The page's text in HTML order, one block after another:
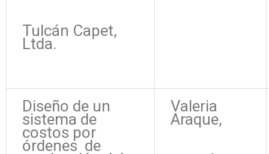
Tulcán Capet,
Ltda.
Diseño de un
sistema de
costos por
órdenes de
Valeria
Araque,